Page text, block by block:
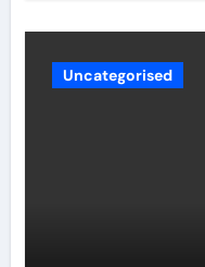
Uncategorised